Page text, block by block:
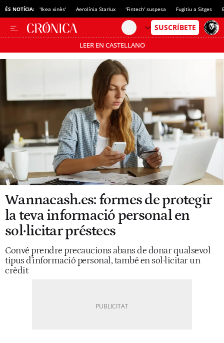
ÉS NOTÍCIA: 'Ikea xinès' Aerolínia Starlux 'Fintech' suspesa Fugitiu a Sitges
LEER EN CASTELLANO
Passa’t al mode estalvi
Wannacash.es: formes de protegir
la teva informació personal en
sol·licitar préstecs
Convé prendre precaucions abans de donar qualsevol
tipus d'informació personal, també en sol·licitar un
crèdit